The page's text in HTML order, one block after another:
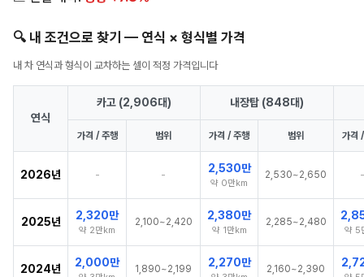
🔍 내 조건으로 찾기 — 연식 × 형식별 가격
내 차 연식과 형식이 교차하는 셀이 적정 가격입니다
연식
카고 (2,906대) 내장탑 (848대)
가격 / 주행 범위 가격 / 주행 범위 가격
2026년 - - 2,530만
약 0만km
2,530~2,650 -
2025년 2,320만
약 2만km
2,100~2,420 2,380만
약 1만km
2,285~2,480
약 5
2024년 2,000만 1,890~2,199 2,270만 2,160~2,390